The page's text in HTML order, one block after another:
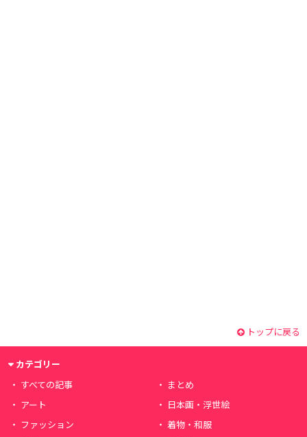
トップに戻る
カテゴリー
すべての記事
まとめ
アート
日本画・浮世絵
ファッション
着物・和服